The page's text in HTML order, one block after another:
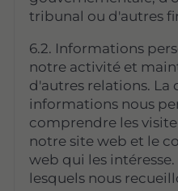
tribunal ou d'autres
6.2. Informations
notre activité et
d'autres relations. La
informations nous
comprendre les
notre site web et le
web qui les
lesquels nous